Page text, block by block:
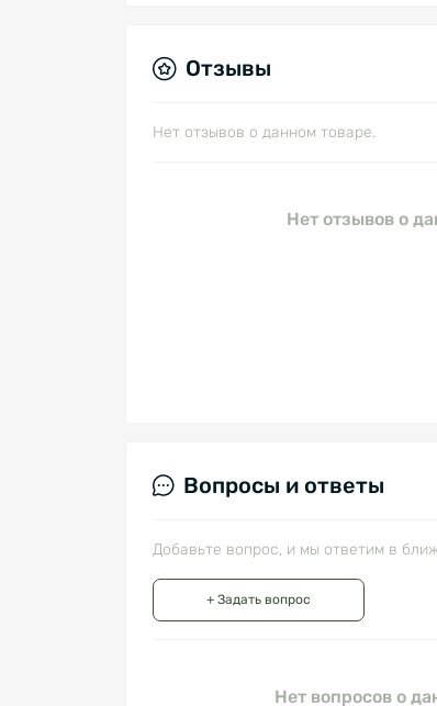
Отзывы
Нет отзывов о данном товаре.
Нет отзывов о
Вопросы и ответы
Добавьте вопрос, и мы ответим в
+ Задать вопрос
Нет вопросов о